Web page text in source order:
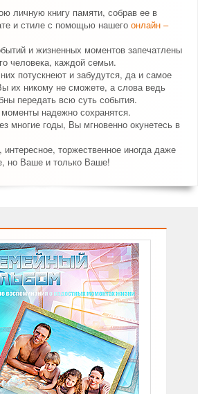
личную книгу памяти, собрав ее в
и стиле с помощью нашего онлайн –
и жизненных моментов запечатлены
человека, каждой семьи.
потускнеют и забудутся, да и самое
их никому не сможете, а слова ведь
передать всю суть события.
надежно сохранятся.
многие годы, Вы мгновенно окунетесь в
интересное, торжественное иногда даже
но Ваше и только Ваше!